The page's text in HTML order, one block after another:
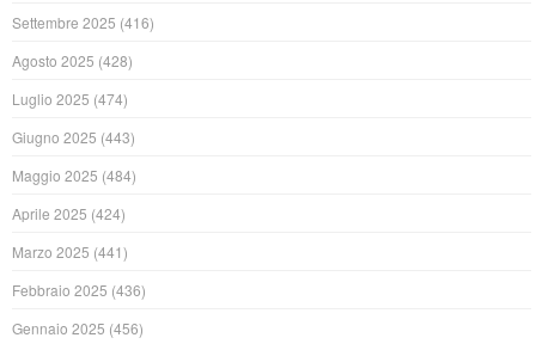
Settembre 2025 (416)
Agosto 2025 (428)
Luglio 2025 (474)
Giugno 2025 (443)
Maggio 2025 (484)
Aprile 2025 (424)
Marzo 2025 (441)
Febbraio 2025 (436)
Gennaio 2025 (456)